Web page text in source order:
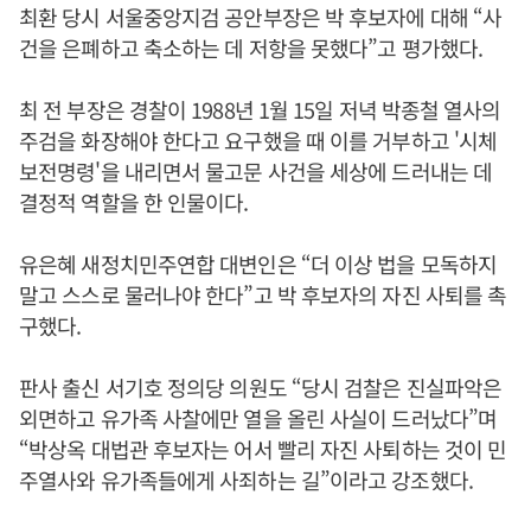
최환 당시 서울중앙지검 공안부장은 박 후보자에 대해 “사
건을 은폐하고 축소하는 데 저항을 못했다”고 평가했다.
최 전 부장은 경찰이 1988년 1월 15일 저녁 박종철 열사의
주검을 화장해야 한다고 요구했을 때 이를 거부하고 '시체
보전명령'을 내리면서 물고문 사건을 세상에 드러내는 데
결정적 역할을 한 인물이다.
유은혜 새정치민주연합 대변인은 “더 이상 법을 모독하지
말고 스스로 물러나야 한다”고 박 후보자의 자진 사퇴를 촉
구했다.
판사 출신 서기호 정의당 의원도 “당시 검찰은 진실파악은
외면하고 유가족 사찰에만 열을 올린 사실이 드러났다”며
“박상옥 대법관 후보자는 어서 빨리 자진 사퇴하는 것이 민
주열사와 유가족들에게 사죄하는 길”이라고 강조했다.